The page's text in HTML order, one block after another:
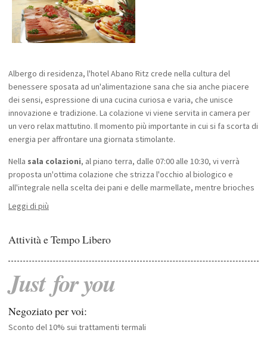
Albergo di residenza, l'hotel Abano Ritz crede nella cultura del
benessere sposata ad un'alimentazione sana che sia anche piacere
dei sensi, espressione di una cucina curiosa e varia, che unisce
innovazione e tradizione. La colazione vi viene servita in camera per
un vero relax mattutino. Il momento più importante in cui si fa scorta di
energia per affrontare una giornata stimolante.
Nella sala colazioni, al piano terra, dalle 07:00 alle 10:30, vi verrà
proposta un'ottima colazione che strizza l'occhio al biologico e
all'integrale nella scelta dei pani e delle marmellate, mentre brioches
e torte sono del nostro pasticciere.
NelWhite Gloves Restaurant
invito, una sorta di indizio, la storia di una vocazione alla buona tavola.
accogliente. Per la sera è gradita una giacca. Non ha importanza il
colore, né la cravatta. Non vuole essere un obbligo, ma un invito.
"Il Brutto Anatroccolo" Vintage Restaurant
ristorantino vintage à la carte dell’Abano Ritz, un ambiente creativo,
un menu che propone piatti che rispettano i palati e coccolano le
Leggi di più
Attività e Tempo Libero
Just foryou
Negoziato per voi:
Sconto del 10% sui trattamenti termali